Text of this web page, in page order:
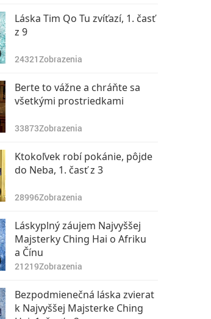
12805Zobrazenia
zvíťazí, 9. časť z 9
13366Zobrazenia
Láska Tim Qo Tu zvíťazí, 1. časť
z 9
24321Zobrazenia
Berte to vážne a chráňte sa
všetkými prostriedkami
33873Zobrazenia
Ktokoľvek robí pokánie, pôjde
do Neba, 1. časť z 3
28996Zobrazenia
Láskyplný záujem Najvyššej
Majsterky Ching Hai o Afriku
a Čínu
21219Zobrazenia
Bezpodmienečná láska zvierat
k Najvyššej Majsterke Ching